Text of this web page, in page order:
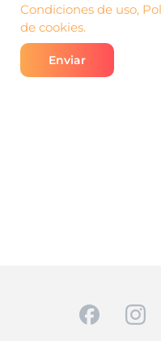
Condiciones de uso,
de cookies.